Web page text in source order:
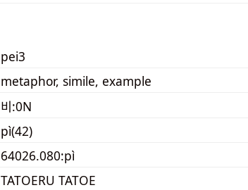
pei3
metaphor, simile, example
비:0N
pì(42)
64026.080:pì
TATOERU TATOE